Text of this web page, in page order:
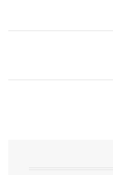
التي ارتبطت
خاصة، حيث يحرص